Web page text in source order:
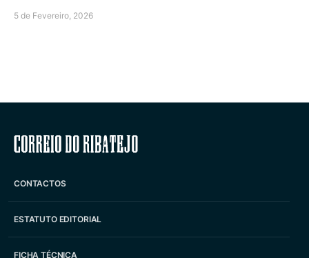
5 de Fevereiro, 2026
Correio do Ribatejo
CONTACTOS
ESTATUTO EDITORIAL
FICHA TÉCNICA